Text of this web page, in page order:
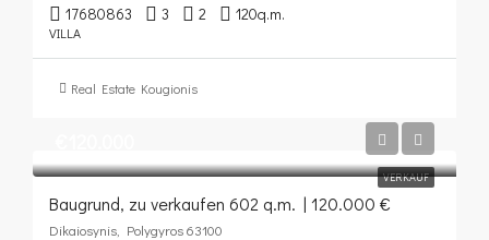
17680863 3 2 120q.m.
VILLA
Real Estate Kougionis
VERKAUF
Baugrund, zu verkaufen 602 q.m. | 120.000 €
Dikaiosynis, Polygyros 63100